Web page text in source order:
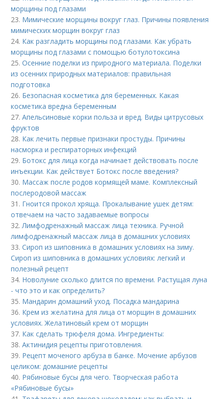
морщины под глазами
23. Мимические морщины вокруг глаз. Причины появления
мимических морщин вокруг глаз
24. Как разгладить морщины под глазами. Как убрать
морщины под глазами с помощью ботулотоксина
25.Осенние поделки из природного материала. Поделки
из осенних природных материалов: правильная
подготовка
26. Безопасная косметика для беременных. Какая
косметика вредна беременным
27.Апельсиновые корки польза и вред. Виды цитрусовых
фруктов
28. Как лечить первые признаки простуды. Причины
насморка и респираторных инфекций
29. Ботокс для лица когда начинает действовать после
инъекции. Как действует Ботокс после введения?
30. Массаж после родов кормящей маме. Комплексный
послеродовой массаж
31. Гноится прокол хряща. Прокалывание ушек детям:
отвечаем на часто задаваемые вопросы
32.Лимфодренажный массаж лица техника. Ручной
лимфодренажный массаж лица в домашних условиях
33.Сироп из шиповника в домашних условиях на зиму.
Сироп из шиповника в домашних условиях: легкий и
полезный рецепт
34. Новолуние сколько длится по времени. Растущая луна
- что это и как определить?
35. Мандарин домашний уход. Посадка мандарина
36. Крем из желатина для лица от морщин в домашних
условиях. Желатиновый крем от морщин
37. Как сделать трюфеля дома. Ингредиенты:
38.Актинидия рецепты приготовления.
39. Рецепт моченого арбуза в банке. Мочение арбузов
целиком: домашние рецепты
40. Рябиновые бусы для чего. Творческая работа
«Рябиновые бусы»